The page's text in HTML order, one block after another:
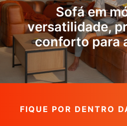
Sofá em
versatilidade,
conforto para
FIQUE POR DENTRO